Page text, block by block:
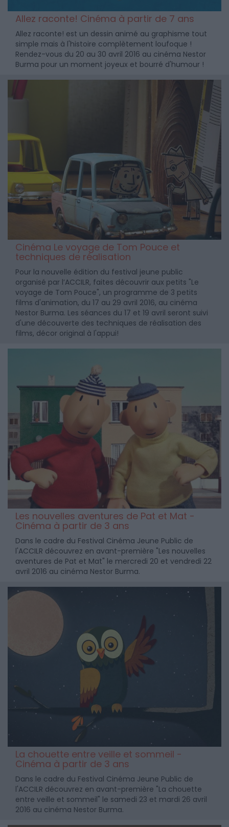
Allez raconte! Cinéma à partir de 7 ans
Allez raconte! est un dessin animé au graphisme tout
simple mais à l'histoire complètement loufoque !
Rendez-vous du 20 au 30 avril 2016 au cinéma Nestor
Burma pour un moment joyeux et bourré d'humour !
Cinéma Le voyage de Tom Pouce et
techniques de réalisation
Pour la nouvelle édition du festival jeune public
organisé par l’ACCILR, faites découvrir aux petits "Le
voyage de Tom Pouce", un programme de 3 petits
films d'animation, du 17 au 29 avril 2016, au cinéma
Nestor Burma. Les séances du 17 et 19 avril seront suivi
d'une découverte des techniques de réalisation des
films, décor original à l'appui!
Les nouvelles aventures de Pat et Mat -
Cinéma à partir de 3 ans
Dans le cadre du Festival Cinéma Jeune Public de
l'ACCILR découvrez en avant-première "Les nouvelles
aventures de Pat et Mat" le mercredi 20 et vendredi 22
avril 2016 au cinéma Nestor Burma.
La chouette entre veille et sommeil -
Cinéma à partir de 3 ans
Dans le cadre du Festival Cinéma Jeune Public de
l'ACCILR découvrez en avant-première "La chouette
entre veille et sommeil" le samedi 23 et mardi 26 avril
2016 au cinéma Nestor Burma.